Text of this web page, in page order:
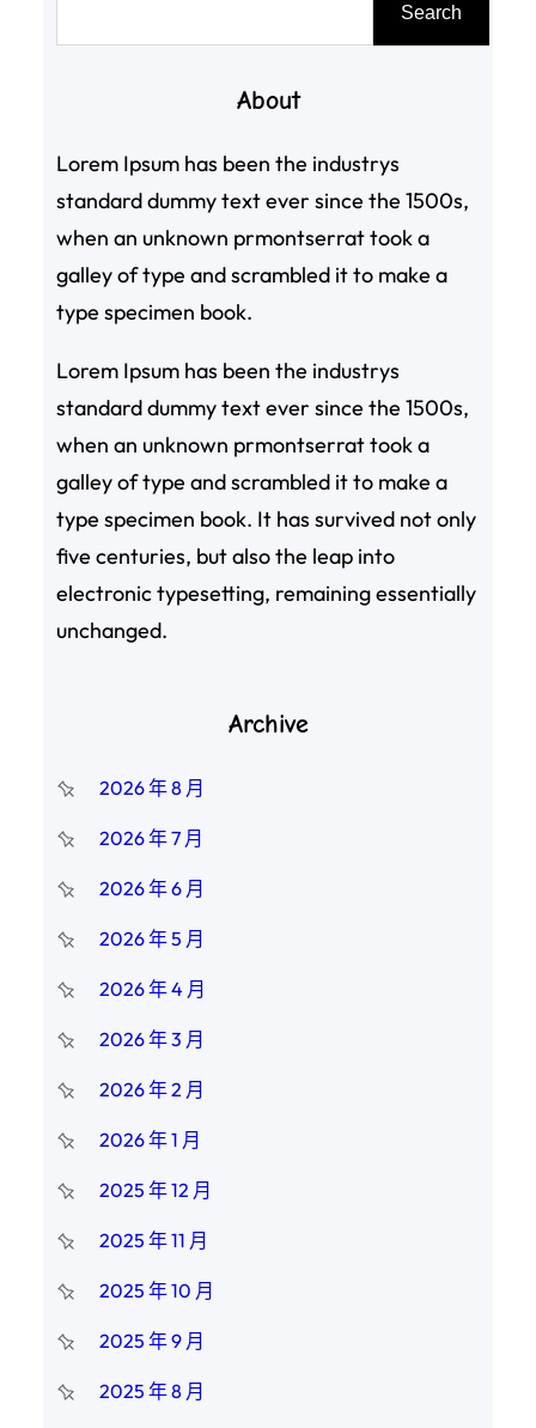
Search
About
Lorem Ipsum has been the industrys
standard dummy text ever since the 1500s,
when an unknown prmontserrat took a
galley of type and scrambled it to make a
type specimen book.
Lorem Ipsum has been the industrys
standard dummy text ever since the 1500s,
when an unknown prmontserrat took a
galley of type and scrambled it to make a
type specimen book. It has survived not only
five centuries, but also the leap into
electronic typesetting, remaining essentially
unchanged.
Archive
2026 年 8 月
2026 年 7 月
2026 年 6 月
2026 年 5 月
2026 年 4 月
2026 年 3 月
2026 年 2 月
2026 年 1 月
2025 年 12 月
2025 年 11 月
2025 年 10 月
2025 年 9 月
2025 年 8 月